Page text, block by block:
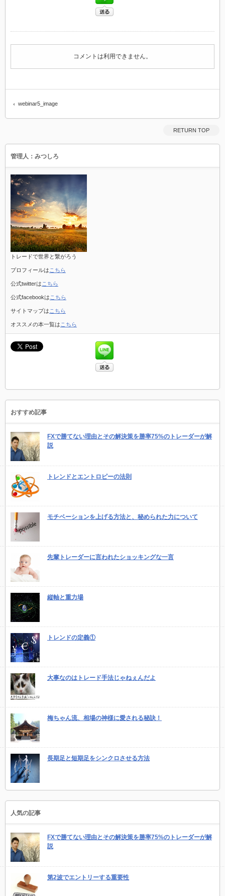
コメントは利用できません。
webinar5_image
RETURN TOP
管理人：みつしろ
トレードで世界と繋がろう
プロフィールは こちら
公式twitterは こちら
公式facebookは こちら
サイトマップは こちら
オススメの本一覧は こちら
おすすめ記事
FXで勝てない理由とその解決策を勝率75%のトレーダーが解
説
トレンドとエントロピーの法則
モチベーションを上げる方法と、秘められた力について
先輩トレーダーに言われたショッキングな一言
縦軸と重力場
トレンドの定義①
大事なのはトレード手法じゃねぇんだよ
梅ちゃん流、相場の神様に愛される秘訣！
長期足と短期足をシンクロさせる方法
人気の記事
FXで勝てない理由とその解決策を勝率75%のトレーダーが解
説
第2波でエントリーする重要性